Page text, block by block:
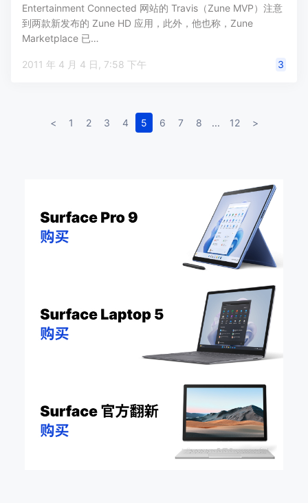
Entertainment Connected 网站的 Travis（Zune MVP）注意
到两款新发布的 Zune HD 应用，此外，他也称，Zune
Marketplace 已…
2011 年 4 月 4 日, 7:58 下午 3
< 1 2 3 4 5 6 7 8 ... 12 >